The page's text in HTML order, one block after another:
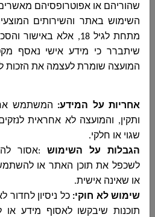
שהוריהם או אפוטרופסיהם
השימוש באתר והשירותים
מתחת לגיל 18, אלא
שיתברר כי מידע אישי נאסף
המועצה שומרת לעצמה את הזכות
אחריות על המידע: המשתמש
ותקין, והמועצה לא אחראית
שגוי או חלקי.
הגבלות על השימוש :אסור
לשכפל את תוכן האתר או
או שאינה אישית.
שימוש לא חוקי: כל ניסיון לחדור
תוכנות שיבקשו לאסוף מידע